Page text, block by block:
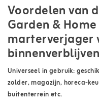
Voordelen van
Garden &
marterverjager
binnenverblijven
Universeel in gebruik:
zolder, magazijn, horeca-
buitenterrein etc.